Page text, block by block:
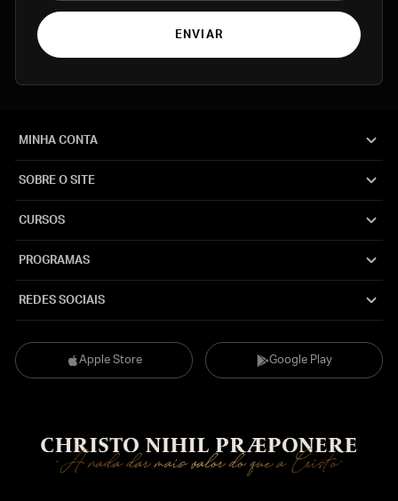
ENVIAR
Apple Store Google Play
MINHA CONTA
SOBRE O SITE
CURSOS
PROGRAMAS
REDES SOCIAIS